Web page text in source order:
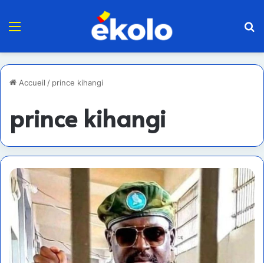
Menu
Accueil / prince kihangi
prince kihangi